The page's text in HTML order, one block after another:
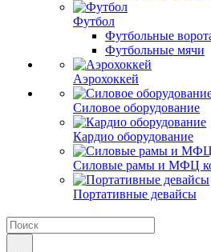
Футбол
Футбольные
Футбольные мячи
Аэрохоккей
Силовое оборудование
Кардио оборудование
Силовые рамы и МФЦ
Портативные девайсы